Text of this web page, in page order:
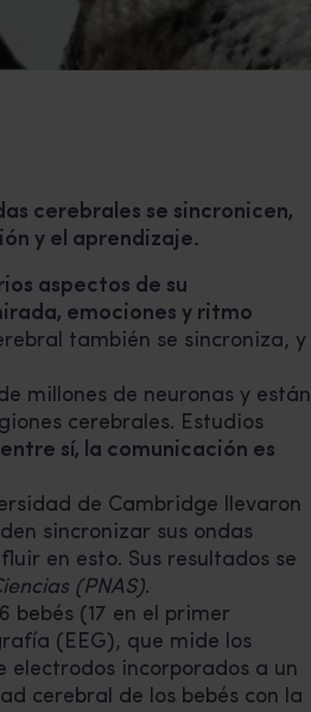
cerebrales se sincronicen,
y el aprendizaje.
aspectos de su
emociones y ritmo
también se sincroniza, y
millones de neuronas y están
cerebrales. Estudios
sí, la comunicación es
de Cambridge llevaron
sincronizar sus ondas
en esto. Sus resultados se
(PNAS).
bebés (17 en el primer
(EEG), que mide los
incorporados a un
cerebral de los bebés con la